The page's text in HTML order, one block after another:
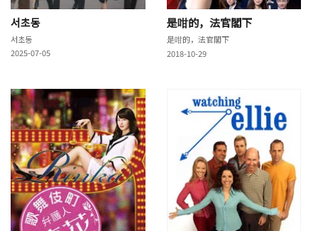
서초동
서초동
2025-07-05
是咁的，法官閣下
是咁的，法官閣下
2018-10-29